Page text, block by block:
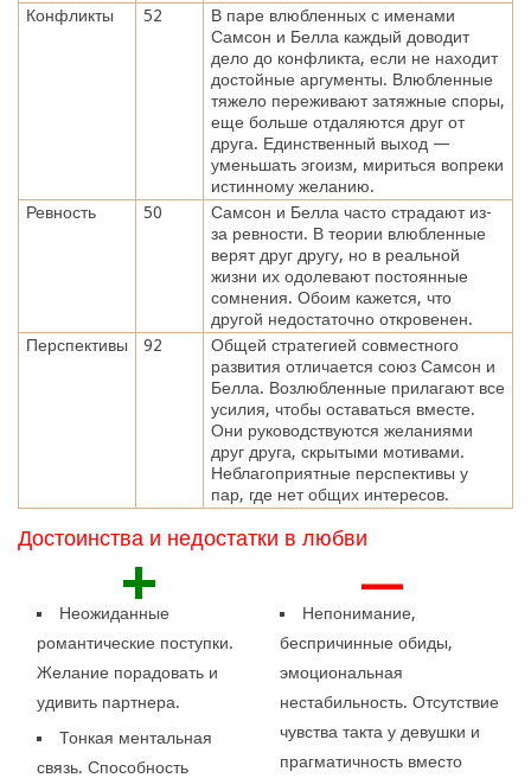
Конфликты
52
В паре влюбленных с именами
Самсон и Белла каждый доводит
дело до конфликта, если не находит
достойные аргументы. Влюбленные
тяжело переживают затяжные споры,
еще больше отдаляются друг от
друга. Единственный выход —
уменьшать эгоизм, мириться вопреки
истинному желанию.
Ревность
50
Самсон и Белла часто страдают из-
за ревности. В теории влюбленные
верят друг другу, но в реальной
жизни их одолевают постоянные
сомнения. Обоим кажется, что
другой недостаточно откровенен.
Перспективы
92
Общей стратегией совместного
развития отличается союз Самсон и
Белла. Возлюбленные прилагают все
усилия, чтобы оставаться вместе.
Они руководствуются желаниями
друг друга, скрытыми мотивами.
Неблагоприятные перспективы у
пар, где нет общих интересов.
Достоинства и недостатки в любви
+
Неожиданные
романтические поступки.
Желание порадовать и
удивить партнера.
Тонкая ментальная
связь. Способность
—
Непонимание,
беспричинные обиды,
эмоциональная
нестабильность. Отсутствие
чувства такта у девушки и
прагматичность вместо